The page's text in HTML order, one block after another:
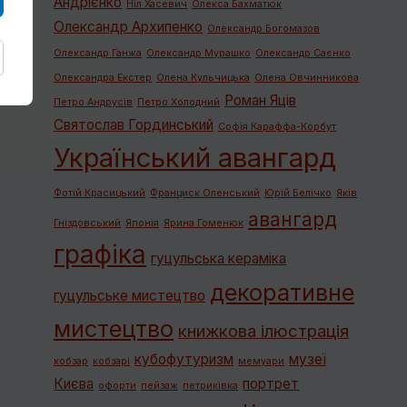
Ніл Хасевич Олекса Бахматюк
Олександр Архипенко Олександр Богомазов
Олександр Ганжа Олександр Мурашко Олександр Саєнко
Олександра Екстер Олена Кульчицька Олена Овчинникова
Петро Андрусів Петро Холодний
Роман Яців
Святослав Гординський Софія Караффа-Корбут
Український авангард
Фотій Красицький Франциск Оленський Юрій Белічко Яків
Гніздовський Японія Ярина Гоменюк авангард
графiка гуцульська кераміка
гуцульське мистецтво декоративне
мистецтво книжкова ілюстрація
кобзар кобзарі кубофутуризм мемуари музеї
Києва офорти пейзаж петриківка портрет